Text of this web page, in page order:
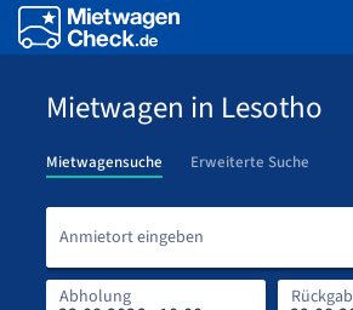
Mietwagen in Lesotho
Mietwagensuche Erweiterte Suche
Anmietort eingeben
Abholung